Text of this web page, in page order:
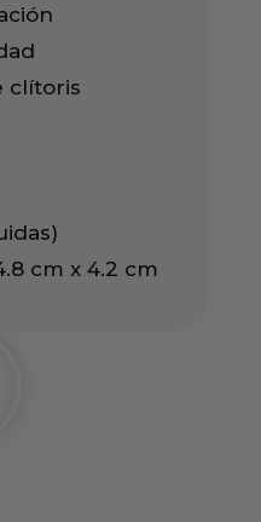
clítoris
cm x 4.2 cm